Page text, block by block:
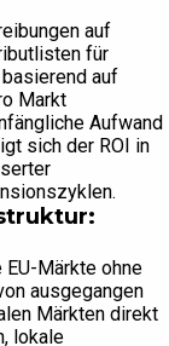
auf
für
auf
Markt
Aufwand
sich der ROI in
EU-Märkte ohne
ausgegangen
Märkten direkt
lokale